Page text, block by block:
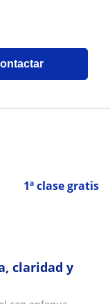
1ª clase gratis
claridad y